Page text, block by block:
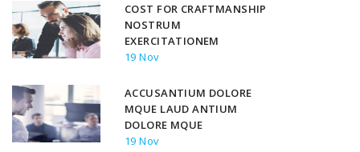
COST FOR CRAFTMANSHIP
NOSTRUM
EXERCITATIONEM
19 Nov
ACCUSANTIUM DOLORE
MQUE LAUD ANTIUM
DOLORE MQUE
19 Nov